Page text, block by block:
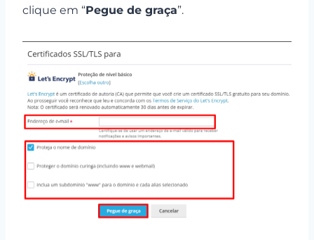
clique em “Pegue de graça”.